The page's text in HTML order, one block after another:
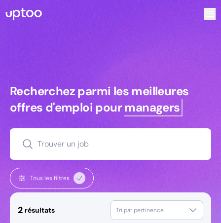
Recherchez parmi les meilleures
Recherchez parmi les meilleures
offres d'emploi pourmanagers
Trouver un job
Tous les filtres
2 résultats Tri par pertinence